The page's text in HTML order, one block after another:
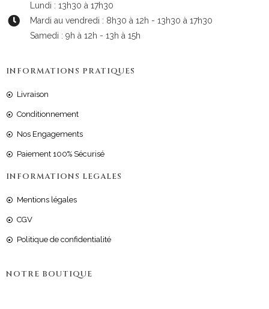
Lundi : 13h30 à 17h30
Mardi au vendredi : 8h30 à 12h - 13h30 à 17h30
Samedi : 9h à 12h - 13h à 15h
INFORMATIONS PRATIQUES
Livraison
Conditionnement
Nos Engagements
Paiement 100% Sécurisé
INFORMATIONS LEGALES
Mentions légales
CGV
Politique de confidentialité
NOTRE BOUTIQUE